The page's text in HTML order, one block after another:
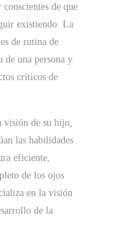
de que
existiendo. La
de rutina de
de una persona y
críticos de
visión de su hijo,
las habilidades
eficiente,
de los ojos
en la visión
de la